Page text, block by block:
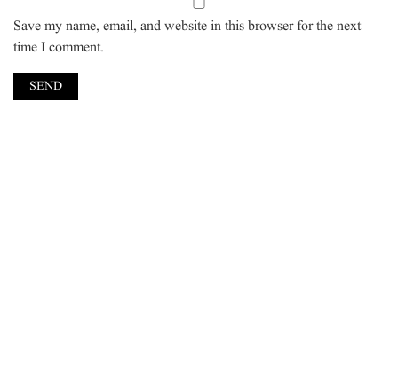
Save my name, email, and website in this browser for the next
time I comment.